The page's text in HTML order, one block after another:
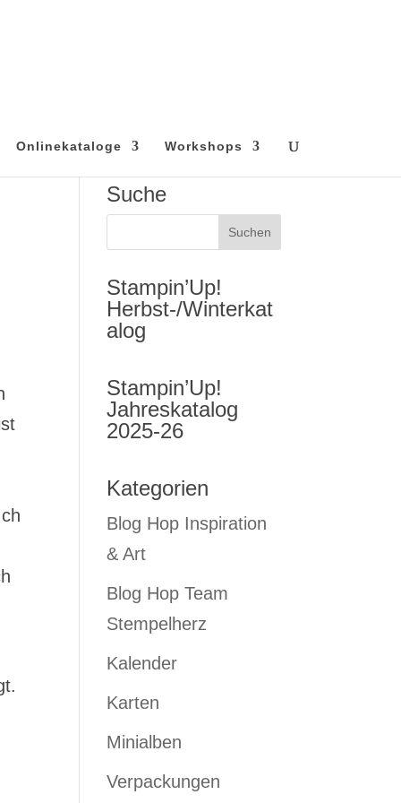
Onlinekataloge Workshops
Suche
Stampin’Up!
Herbst-/Winterkat
alog
Stampin’Up!
Jahreskatalog
2025-26
Kategorien
Blog Hop Inspiration
& Art
Blog Hop Team
Stempelherz
Kalender
Karten
Minialben
Verpackungen